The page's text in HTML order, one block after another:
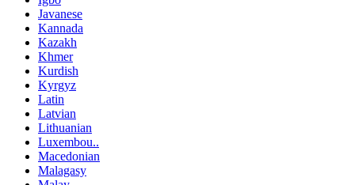
Javanese
Kannada
Kazakh
Khmer
Kurdish
Kyrgyz
Latin
Latvian
Lithuanian
Luxembou..
Macedonian
Malagasy